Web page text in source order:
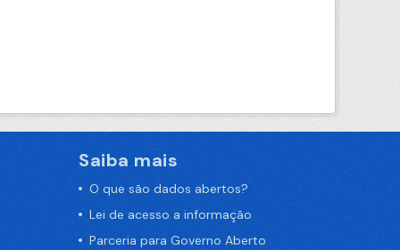
Saiba mais
O que são dados abertos?
Lei de acesso a informação
Parceria para Governo Aberto